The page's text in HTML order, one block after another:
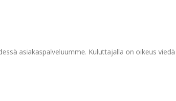
asiakaspalveluumme. Kuluttajalla on oikeus